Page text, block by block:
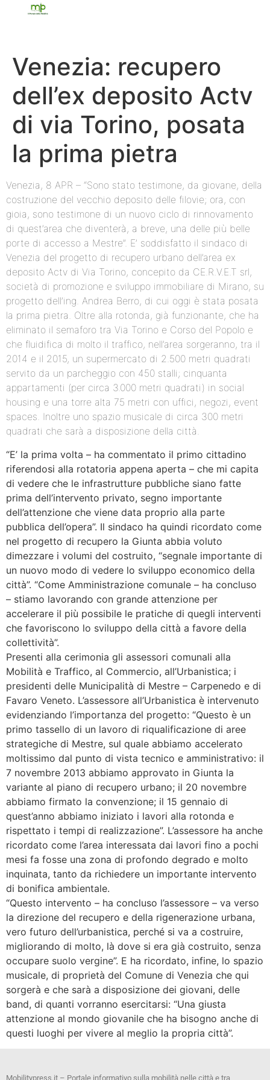
Venezia: recupero
dell’ex deposito Actv
di via Torino, posata
la prima pietra
Venezia, 8 APR – “Sono stato testimone, da giovane, della
costruzione del vecchio deposito delle filovie; ora, con
gioia, sono testimone di un nuovo ciclo di rinnovamento
di quest’area che diventerà, a breve, una delle più belle
porte di accesso a Mestre”. E’ soddisfatto il sindaco di
Venezia del progetto di recupero urbano dell’area ex
deposito Actv di Via Torino, concepito da CE.R.V.E.T srl,
società di promozione e sviluppo immobiliare di Mirano, su
progetto dell’ing. Andrea Berro, di cui oggi è stata posata
la prima pietra. Oltre alla rotonda, già funzionante, che ha
eliminato il semaforo tra Via Torino e Corso del Popolo e
che fluidifica di molto il traffico, nell’area sorgeranno, tra il
2014 e il 2015, un supermercato di 2.500 metri quadrati
servito da un parcheggio con 450 stalli; cinquanta
appartamenti (per circa 3.000 metri quadrati) in social
housing e una torre alta 75 metri con uffici, negozi, event
spaces. Inoltre uno spazio musicale di circa 300 metri
quadrati che sarà a disposizione della città.
“E’ la prima volta – ha commentato il primo cittadino
riferendosi alla rotatoria appena aperta – che mi capita
di vedere che le infrastrutture pubbliche siano fatte
prima dell’intervento privato, segno importante
dell’attenzione che viene data proprio alla parte
pubblica dell’opera”. Il sindaco ha quindi ricordato come
nel progetto di recupero la Giunta abbia voluto
dimezzare i volumi del costruito, “segnale importante di
un nuovo modo di vedere lo sviluppo economico della
città”. “Come Amministrazione comunale – ha concluso
– stiamo lavorando con grande attenzione per
accelerare il più possibile le pratiche di quegli interventi
che favoriscono lo sviluppo della città a favore della
collettività”.
Presenti alla cerimonia gli assessori comunali alla
Mobilità e Traffico, al Commercio, all’Urbanistica; i
presidenti delle Municipalità di Mestre – Carpenedo e di
Favaro Veneto. L’assessore all’Urbanistica è intervenuto
evidenziando l’importanza del progetto: “Questo è un
primo tassello di un lavoro di riqualificazione di aree
strategiche di Mestre, sul quale abbiamo accelerato
moltissimo dal punto di vista tecnico e amministrativo: il
7 novembre 2013 abbiamo approvato in Giunta la
variante al piano di recupero urbano; il 20 novembre
abbiamo firmato la convenzione; il 15 gennaio di
quest’anno abbiamo iniziato i lavori alla rotonda e
rispettato i tempi di realizzazione”. L’assessore ha anche
ricordato come l’area interessata dai lavori fino a pochi
mesi fa fosse una zona di profondo degrado e molto
inquinata, tanto da richiedere un importante intervento
di bonifica ambientale.
“Questo intervento – ha concluso l’assessore – va verso
la direzione del recupero e della rigenerazione urbana,
vero futuro dell’urbanistica, perché si va a costruire,
migliorando di molto, là dove si era già costruito, senza
occupare suolo vergine”. E ha ricordato, infine, lo spazio
musicale, di proprietà del Comune di Venezia che qui
sorgerà e che sarà a disposizione dei giovani, delle
band, di quanti vorranno esercitarsi: “Una giusta
attenzione al mondo giovanile che ha bisogno anche di
questi luoghi per vivere al meglio la propria città”.
Mobilitypress.it – Portale informativo sulla mobilità nelle città e tra